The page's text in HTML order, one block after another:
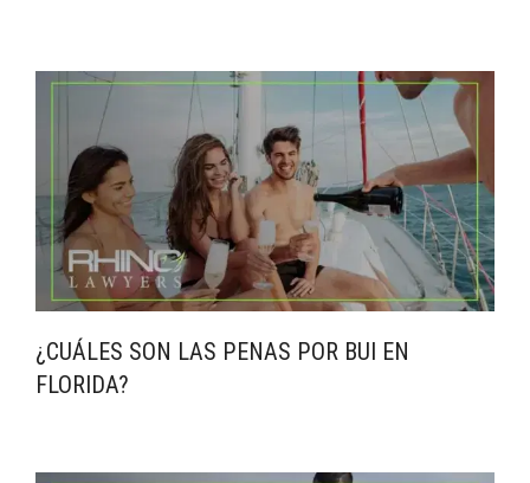
¿CUÁLES SON LAS PENAS POR BUI EN
FLORIDA?